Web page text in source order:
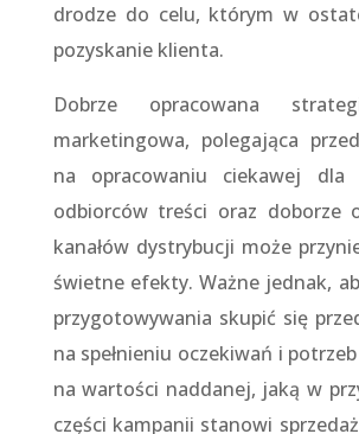
drodze do celu, którym w
pozyskanie klienta.
Dobrze opracowana
marketingowa, polegająca
na opracowaniu ciekawej dla
odbiorców treści oraz doborze
kanałów dystrybucji może
świetne efekty. Ważne jednak,
przygotowywania skupić się
na spełnieniu oczekiwań i
na wartości naddanej, jaką w
części kampanii stanowi